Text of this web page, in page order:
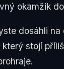
okamžik
dosáhli
stojí